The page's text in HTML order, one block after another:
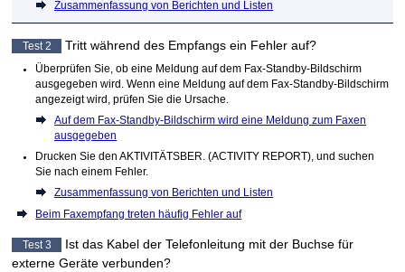
Zusammenfassung von Berichten und Listen
Test 2 Tritt während des Empfangs ein Fehler auf?
Überprüfen Sie, ob eine Meldung auf dem Fax-Standby-Bildschirm
ausgegeben wird.
Wenn eine Meldung auf dem Fax-Standby-Bildschirm
angezeigt wird, prüfen Sie die Ursache.
Auf dem Fax-Standby-Bildschirm wird eine Meldung zum Faxen
ausgegeben
Drucken Sie denAKTIVITÄTSBER. (ACTIVITY REPORT) , und suchen
Sie nach einem Fehler.
Zusammenfassung von Berichten und Listen
Beim Faxempfang treten häufig Fehler auf
Test 3 Ist das Kabel der Telefonleitung mit der Buchse für
externe Geräte verbunden?